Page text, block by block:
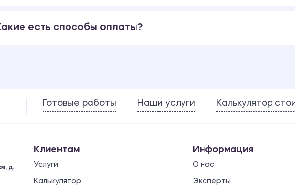
есть способы оплаты?
Готовые работы Наши услуги Калькулятор
д.
Клиентам
Услуги
Калькулятор
Информация
О нас
Эксперты